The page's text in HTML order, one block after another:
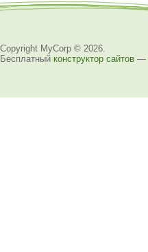
Copyright MyCorp © 2026
Бесплатный конструктор сайтов —